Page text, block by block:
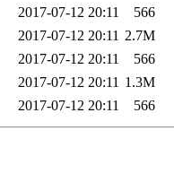
2017-07-12 20:11
566
2017-07-12 20:11 2.7M
2017-07-12 20:11
566
2017-07-12 20:11 1.3M
2017-07-12 20:11 566